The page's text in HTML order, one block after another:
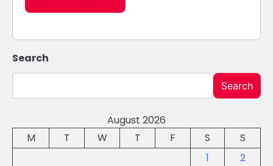
Search
Search
August 2026
M
T W T F S
S
1
2